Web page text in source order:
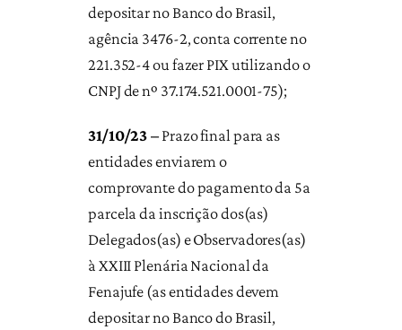
depositar no Banco do Brasil,
agência 3476-2, conta corrente no
221.352-4 ou fazer PIX utilizando o
CNPJ de nº 37.174.521.0001-75);
31/10/23 –Prazo final para as
entidades enviarem o
comprovante do pagamento da 5a
parcela da inscrição dos(as)
Delegados(as) e Observadores(as)
à XXIII Plenária Nacional da
Fenajufe (as entidades devem
depositar no Banco do Brasil,